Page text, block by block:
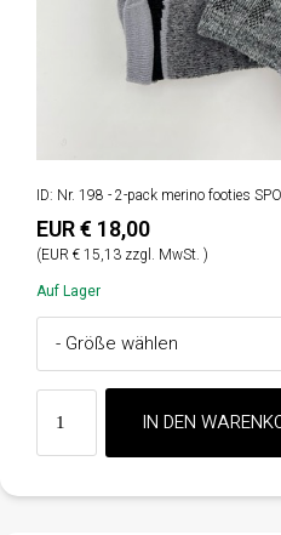
ID: Nr. 198 - 2-pack merino footies
EUR € 18,00
(EUR € 15,13 zzgl. MwSt. )
Auf Lager